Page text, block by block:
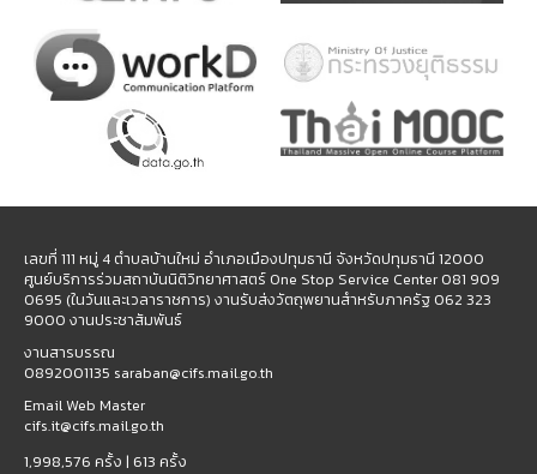
เลขที่ 111 หมู่ 4 ตำบลบ้านใหม่ อำเภอเมืองปทุมธานี จังหวัดปทุมธานี 12000
ศูนย์บริการร่วมสถาบันนิติวิทยาศาสตร์ One Stop Service Center 081 909
0695 (ในวันและเวลาราชการ) งานรับส่งวัตถุพยานสำหรับภาครัฐ 062 323
9000 งานประชาสัมพันธ์
งานสารบรรณ
0892001135 saraban@cifs.mail.go.th
Email Web Master
cifs.it@cifs.mail.go.th
1,998,576 ครั้ง | 613 ครั้ง